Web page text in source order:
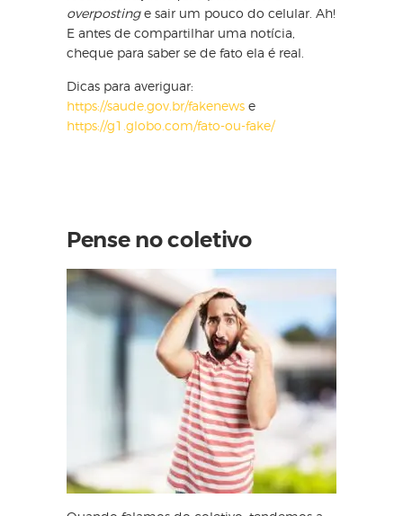
overpostinge sair um pouco do celular. Ah!
E antes de compartilhar uma notícia,
cheque para saber se de fato ela é real.
Dicas para averiguar:
https://saude.gov.br/fakenews e
https://g1.globo.com/fato-ou-fake/
Pense no coletivo